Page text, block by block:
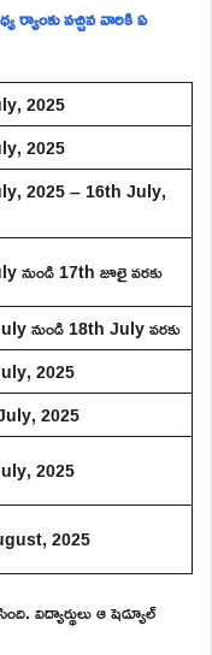
ర్యాంకు వచ్చిన వారికి ఏ
2025
2025
2025 – 16th July,
నుండి 17th జూలై వరకు
నుండి 18th July వరకు
2025
2025
2025
2025
విద్యార్థులు ఆ షెడ్యూల్